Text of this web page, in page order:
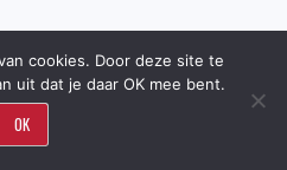
cookies. Door deze site te
uit dat je daar OK mee bent.
OK